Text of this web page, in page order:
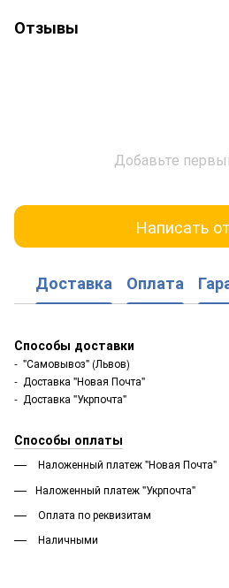
Отзывы
Добавьте
Написать
Доставка Оплата
Способы доставки
- "Самовывоз" (Львов)
- Доставка "Новая Почта"
- Доставка "Укрпочта"
Способы оплаты
Наложенный платеж "Новая Почта"
Наложенный платеж "Укрпочта"
Оплата по реквизитам
Наличными